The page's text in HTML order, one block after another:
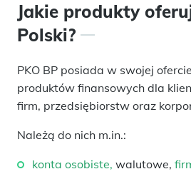
Jakie produkty
Polski?
PKO BP posiada w swojej
produktów finansowych dla
firm, przedsiębiorstw oraz
Należą do nich m.in.:
konta osobiste, walutowe,